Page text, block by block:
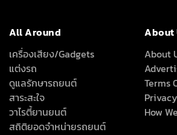
All Around
เครื่องเสียง/Gadgets
แต่งรถ
ดูแลรักษารถยนต์
สาระสะใจ
วาไรตี้ยานยนต์
สถิติยอดจำหน่ายรถยนต์
About
About
Terms
How